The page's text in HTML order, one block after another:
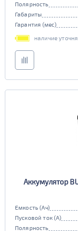
Полярность
Габариты
Гарантия (мес)
наличие
Аккумулятор
Емкость (Ач)
Пусковой ток (А)
Полярность